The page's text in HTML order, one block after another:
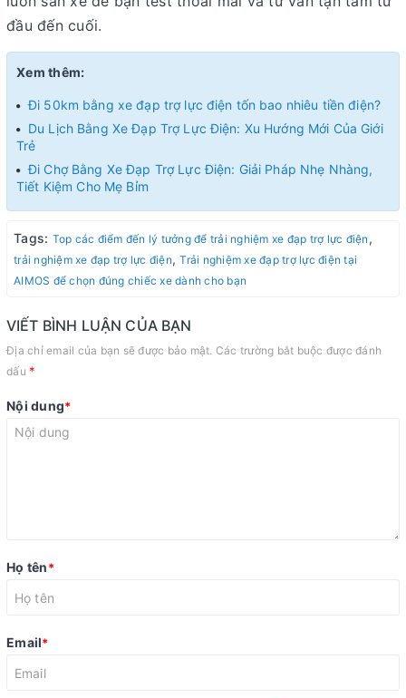
đầu đến cuối.
Xem thêm:
Đi 50km bằng xe đạp trợ lực điện tốn bao nhiêu tiền điện?
Du Lịch Bằng Xe Đạp Trợ Lực Điện: Xu Hướng Mới Của Giới
Trẻ
Đi Chợ Bằng Xe Đạp Trợ Lực Điện: Giải Pháp Nhẹ Nhàng,
Tiết Kiệm Cho Mẹ Bỉm
Tags: Top các điểm đến lý tưởng để trải nghiệm xe đạp trợ lực điện ,
trải nghiệm xe đạp trợ lực điện,Trải nghiệm xe đạp trợ lực điện tại
AIMOS để chọn đúng chiếc xe dành cho bạn
VIẾT BÌNH LUẬN CỦA BẠN
Địa chỉ email của bạn sẽ được bảo mật. Các trường bắt buộc được đánh
dấu *
Nội dung*
Họ tên*
Email*